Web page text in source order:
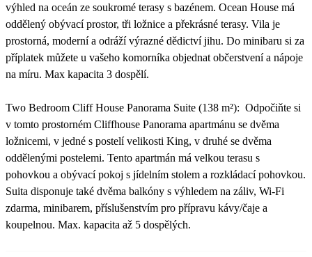
výhled na oceán ze soukromé terasy s bazénem. Ocean House má
oddělený obývací prostor, tři ložnice a překrásné terasy. Vila je
prostorná, moderní a odráží výrazné dědictví jihu. Do minibaru si za
příplatek můžete u vašeho komorníka objednat občerstvení a nápoje
na míru. Max kapacita 3 dospělí.
Two Bedroom Cliff House Panorama Suite (138 m²): Odpočiňte si
v tomto prostorném Cliffhouse Panorama apartmánu se dvěma
ložnicemi, v jedné s postelí velikosti King, v druhé se dvěma
oddělenými postelemi. Tento apartmán má velkou terasu s
pohovkou a obývací pokoj s jídelním stolem a rozkládací pohovkou.
Suita disponuje také dvěma balkóny s výhledem na záliv, Wi-Fi
zdarma, minibarem, příslušenstvím pro přípravu kávy/čaje a
koupelnou. Max. kapacita až 5 dospělých.